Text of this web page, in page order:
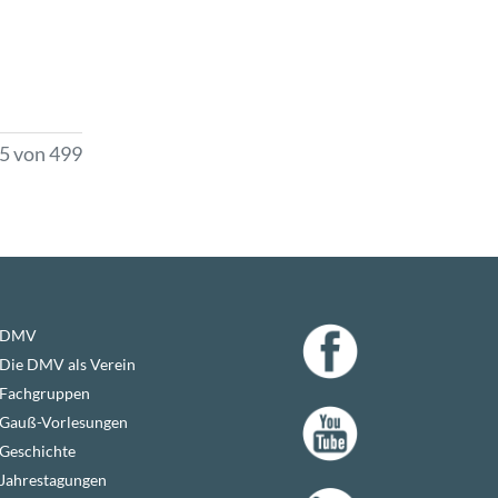
von 499
DMV
Die DMV als Verein
Fachgruppen
Gauß-Vorlesungen
Geschichte
Jahrestagungen